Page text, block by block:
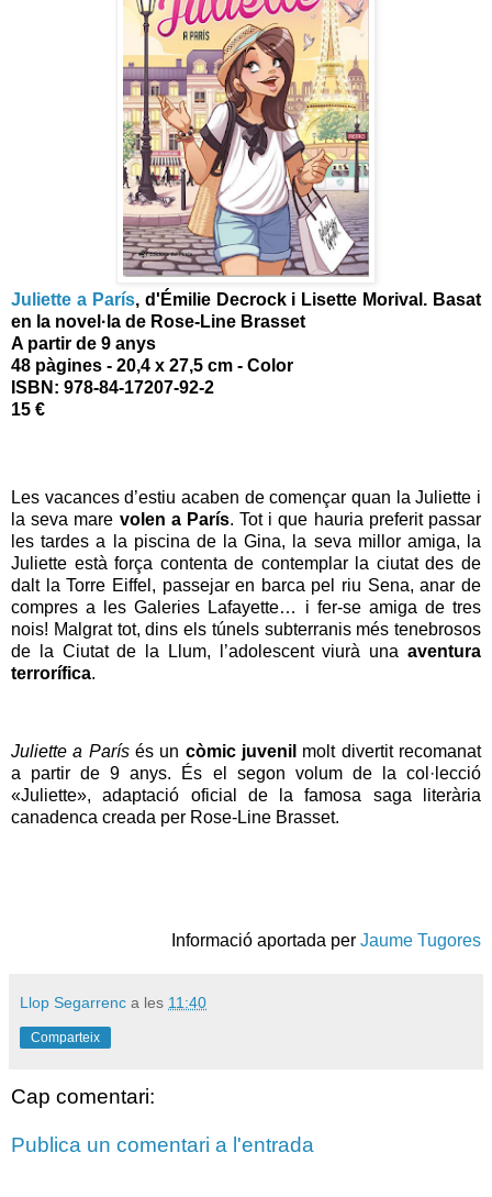
Juliette a París, d'Émilie Decrock i Lisette Morival. Basat
en la novel·la de Rose-Line Brasset
A partir de 9 anys
48 pàgines - 20,4 x 27,5 cm - Color
ISBN: 978-84-17207-92-2
15 €
Les vacances d’estiu acaben de començar quan la Juliette i
la seva mare volen a París. Tot i que hauria preferit passar
les tardes a la piscina de la Gina, la seva millor amiga, la
Juliette està força contenta de contemplar la ciutat des de
dalt la Torre Eiffel, passejar en barca pel riu Sena, anar de
compres a les Galeries Lafayette… i fer-se amiga de tres
nois! Malgrat tot, dins els túnels subterranis més tenebrosos
de la Ciutat de la Llum, l’adolescent viurà una aventura
terrorífica.
Juliette a Parísés un còmic juvenil molt divertit recomanat
a partir de 9 anys. És el segon volum de la col·lecció
«Juliette», adaptació oficial de la famosa saga literària
canadenca creada per Rose-Line Brasset.
Informació aportada per Jaume Tugores
Llop Segarrenc a les 11:40
Comparteix
Cap comentari:
Publica un comentari a l'entrada